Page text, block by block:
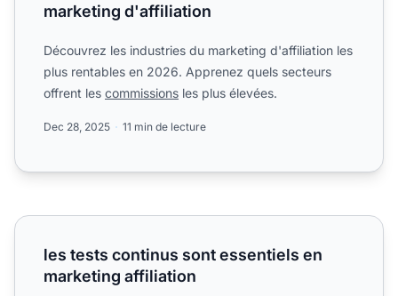
marketing d'affiliation
Découvrez les industries du marketing d'affiliation les
plus rentables en 2026. Apprenez quels secteurs
offrent les commissions les plus élevées.
Dec 28, 2025 11 min de lecture
les tests continus sont essentiels en marketing affiliation
les tests continus sont essentiels en
marketing affiliation